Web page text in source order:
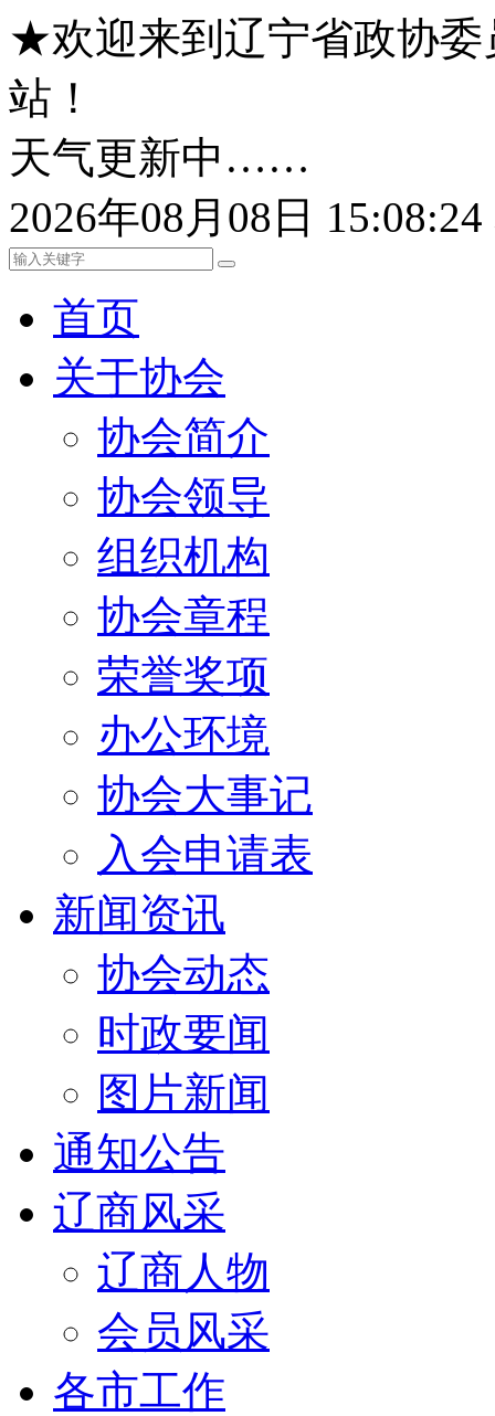
★欢迎来到辽宁省政协委
站！
天气更新中……
2026年08月08日
首页
关于协会
协会简介
协会领导
组织机构
协会章程
荣誉奖项
办公环境
协会大事记
入会申请表
新闻资讯
协会动态
时政要闻
图片新闻
通知公告
辽商风采
辽商人物
会员风采
各市工作